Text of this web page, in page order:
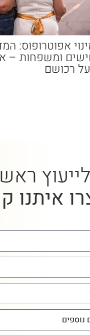
אפוטרופוס:
ומשפחות –
רכושם
לייעוץ
איתנו